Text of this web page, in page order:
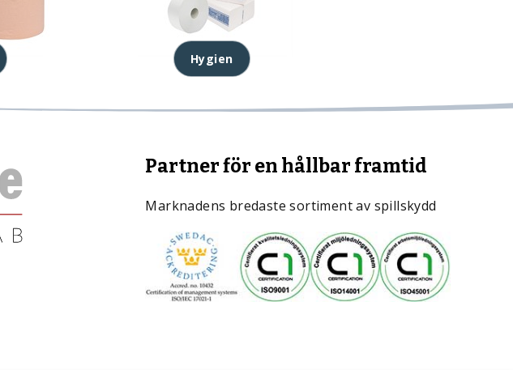
Hygien
Partner för en hållbar framtid
Marknadens bredaste sortiment av spillskydd